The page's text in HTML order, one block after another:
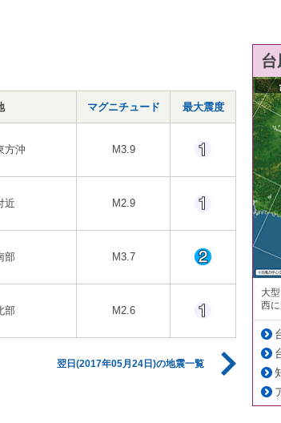
マグニチュード 最大震度
方沖 M3.9
近 M2.9
部 M3.7
部 M2.6
翌日(2017年05月24日)の地震一覧
大
西